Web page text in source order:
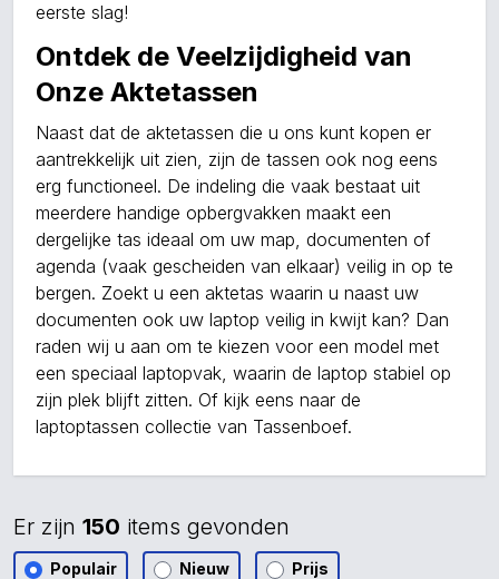
eerste slag!
Ontdek de Veelzijdigheid van
Onze Aktetassen
Naast dat de aktetassen die u ons kunt kopen er
aantrekkelijk uit zien, zijn de tassen ook nog eens
erg functioneel. De indeling die vaak bestaat uit
meerdere handige opbergvakken maakt een
dergelijke tas ideaal om uw map, documenten of
agenda (vaak gescheiden van elkaar) veilig in op te
bergen. Zoekt u een aktetas waarin u naast uw
documenten ook uw laptop veilig in kwijt kan? Dan
raden wij u aan om te kiezen voor een model met
een speciaal laptopvak, waarin de laptop stabiel op
zijn plek blijft zitten. Of kijk eens naar de
laptoptassen collectie van Tassenboef.
Er zijn 150 items gevonden
Populair Nieuw Prijs